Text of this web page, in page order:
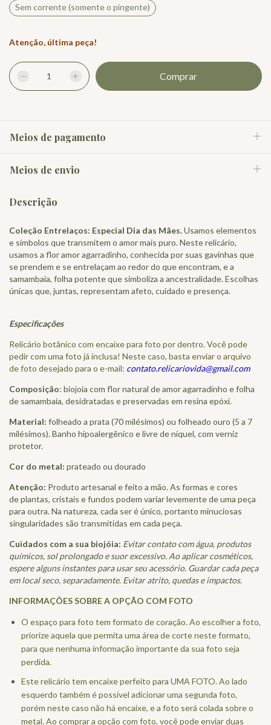
Sem corrente (somente o pingente)
Atenção, última peça!
Meios de pagamento
Meios de envio
Descrição
Coleção Entrelaços: Especial Dia das Mães.Usamos elementos
e símbolos que transmitem o amor mais puro. Neste relicário,
usamos a flor amor agarradinho, conhecida por suas gavinhas que
se prendem e se entrelaçam ao redor do que encontram, e a
samambaia, folha potente que simboliza a ancestralidade. Escolhas
únicas que, juntas, representam afeto, cuidado e presença.
Especificações
Relicário botânico com encaixe para foto por dentro. Você pode
pedir com uma foto já inclusa! Neste caso, basta enviar o arquivo
de foto desejado para o e-mail: contato.relicariovida@gmail.com
Composição: biojoia com flor natural de amor agarradinho e folha
de samambaia, desidratadas e preservadas em resina epóxi.
Material: folheado a prata (70 milésimos) ou folheado ouro (5 a 7
milésimos). Banho hipoalergênico e livre de níquel, com verniz
protetor.
Cor do metal: prateado ou dourado
Atenção: Produto artesanal e feito a mão. As formas e cores
de plantas, cristais e fundos podem variar levemente de uma peça
para outra. Na natureza, cada ser é único, portanto minuciosas
singularidades são transmitidas em cada peça.
Cuidados com a sua biojóia: Evitar contato com água, produtos
químicos, sol prolongado e suor excessivo. Ao aplicar cosméticos,
espere alguns instantes para usar seu acessório. Guardar cada peça
em local seco, separadamente. Evitar atrito, quedas e impactos.
INFORMAÇÕES SOBRE A OPÇÃO COM FOTO
O espaço para foto tem formato de coração. Ao escolher a foto,
priorize aquela que permita uma área de corte neste formato,
para que nenhuma informação importante da sua foto seja
perdida.
Este relicário tem encaixe perfeito para UMA FOTO. Ao lado
esquerdo também é possível adicionar uma segunda foto,
porém neste caso não há encaixe, e a foto será colada sobre o
metal. Ao comprar a opção com foto, você pode enviar duas